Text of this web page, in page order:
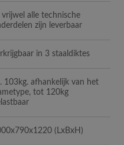
vrijwel alle technische
zijn leverbaar
in 3 staaldiktes
103kg. afhankelijk van het
tot 120kg
(LxBxH)